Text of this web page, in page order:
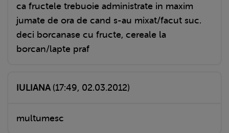
ca fructele trebuoie administrate in maxim
jumate de ora de cand s-au mixat/facut suc.
deci borcanase cu fructe, cereale la
borcan/lapte praf
IULIANA (17:49, 02.03.2012)
multumesc